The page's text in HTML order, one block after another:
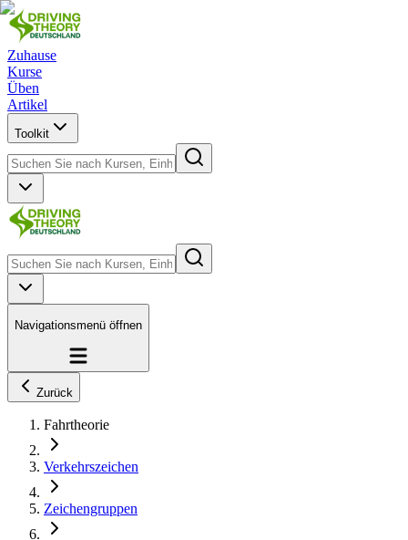
Zuhause
Kurse
Üben
Artikel
Toolkit
Navigationsmenü öffnen
Zurück
Fahrtheorie
Verkehrszeichen
Zeichengruppen